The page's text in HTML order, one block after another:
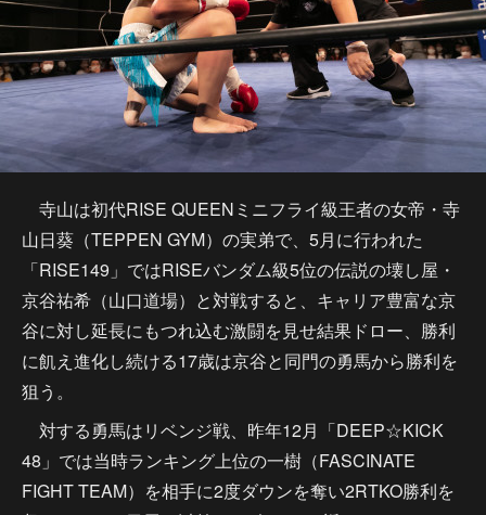
寺山は初代RISE QUEENミニフライ級王者の女帝・寺
山日葵（TEPPEN GYM）の実弟で、5月に行われた
「RISE149」ではRISEバンダム級5位の伝説の壊し屋・
京谷祐希（山口道場）と対戦すると、キャリア豊富な京
谷に対し延長にもつれ込む激闘を見せ結果ドロー、勝利
に飢え進化し続ける17歳は京谷と同門の勇馬から勝利を
狙う。
対する勇馬はリベンジ戦、昨年12月「DEEP☆KICK
48」では当時ランキング上位の一樹（FASCINATE
FIGHT TEAM）を相手に2度ダウンを奪い2RTKO勝利を